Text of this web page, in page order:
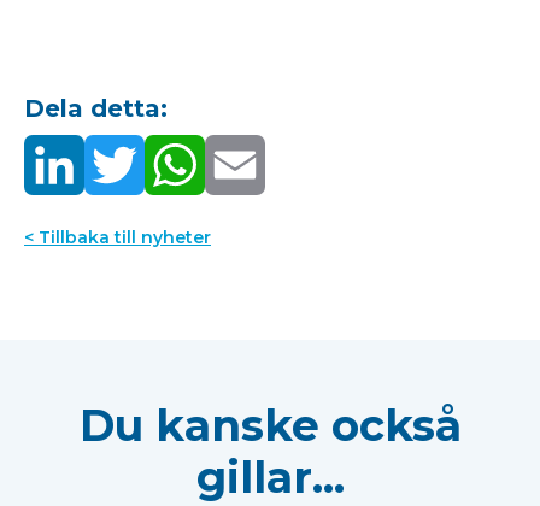
Dela detta:
< Tillbaka till nyheter
Du kanske också
gillar...